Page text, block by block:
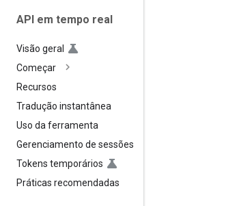
API em tempo real
Visão geral
Começar
Recursos
Tradução instantânea
Uso da ferramenta
Gerenciamento de sessões
Tokens temporários
Práticas recomendadas